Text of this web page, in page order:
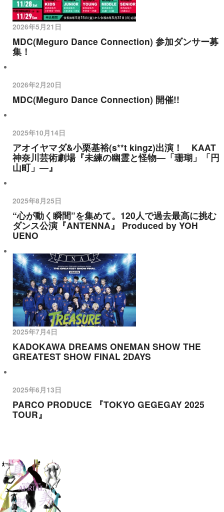
2026年5月21日
MDC(Meguro Dance Connection) 参加ダンサー募
集！
2026年2月20日
MDC(Meguro Dance Connection) 開催!!
2025年10月14日
アオイヤマダ&小栗基裕(s**t kingz)出演！ KAAT
神奈川芸術劇場『未練の幽霊と怪物―「珊瑚」「円
山町」―』
2025年8月25日
“心が動く瞬間”を集めて。120人で過去最高に挑む
ダンス公演『ANTENNA』 Produced by YOH
UENO
2025年7月4日
KADOKAWA DREAMS ONEMAN SHOW THE
GREATEST SHOW FINAL 2DAYS
2025年6月13日
PARCO PRODUCE 『TOKYO GEGEGAY 2025
TOUR』